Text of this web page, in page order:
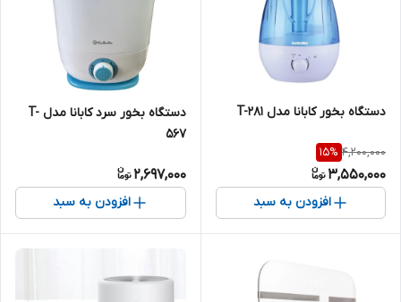
دستگاه بخور کابانا مدل T-281
4,200,000
15%
3,550,000
افزودن به سبد
دستگاه بخور سرد کابانا مدل T-
567
2,697,000
افزودن به سبد